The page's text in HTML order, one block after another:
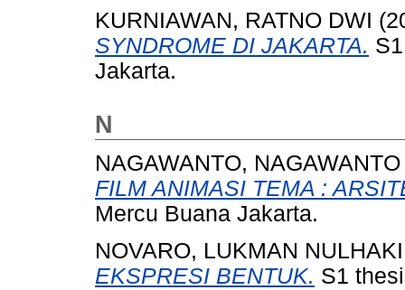
KURNIAWAN, RATNO DWI
SYNDROME DI JAKARTA.
Jakarta.
N
NAGAWANTO, NAGAWANTO
FILM ANIMASI TEMA :
Mercu Buana Jakarta.
NOVARO, LUKMAN
EKSPRESI BENTUK. S1